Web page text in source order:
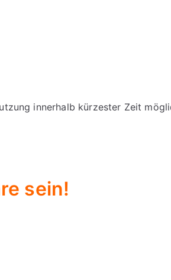
innerhalb kürzester Zeit
sein!